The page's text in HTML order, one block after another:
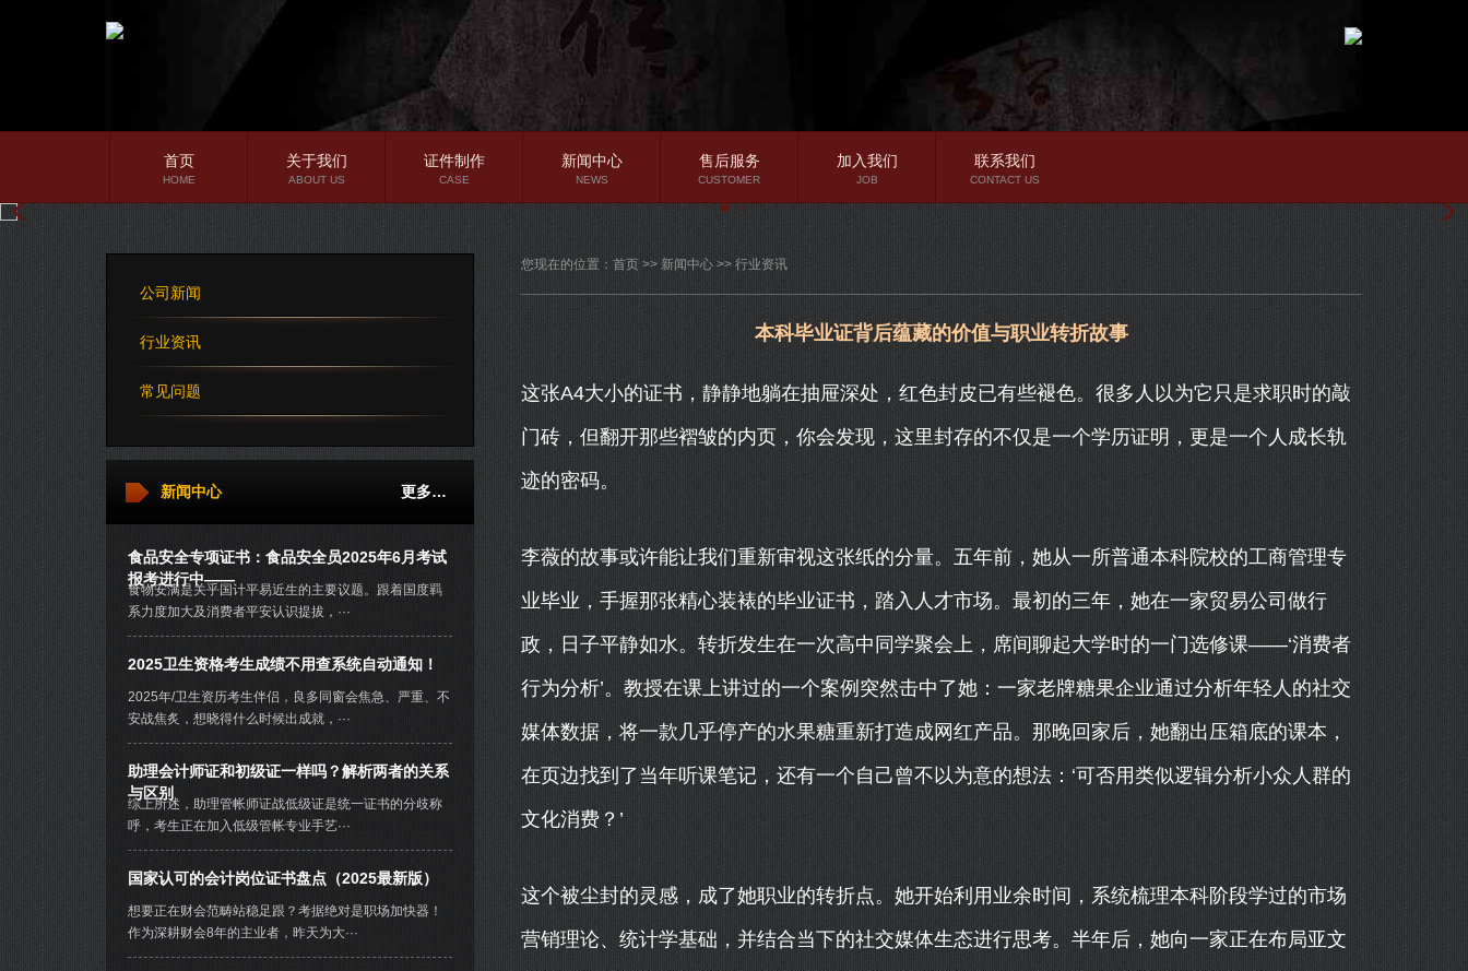
行业资讯
常见问题
首页
HOME
关于我们
ABOUT US
证件制作
CASE
新闻中心
NEWS
售后服务
CUSTOMER
加入我们
JOB
联系我们
CONTACT US
公司新闻
行业资讯
常见问题
更多…
新闻中心
食品安全专项证书：食品安全员2025年6月考试
报考进行中——
食物安满是关乎国计平易近生的主要议题。跟着国度羁
系力度加大及消费者平安认识提拔，···
2025卫生资格考生成绩不用查系统自动通知！
2025年/卫生资历考生伴侣，良多同窗会焦急、严重、不
安战焦炙，想晓得什么时候出成就，···
助理会计师证和初级证一样吗？解析两者的关系
与区别
综上所述，助理管帐师证战低级证是统一证书的分歧称
呼，考生正在加入低级管帐专业手艺···
国家认可的会计岗位证书盘点（2025最新版）
想要正在财会范畴站稳足跟？考据绝对是职场加快器！
作为深耕财会8年的主业者，昨天为大···
您现在的位置： 首页 >> 新闻中心 >> 行业资讯
本科毕业证背后蕴藏的价值与职业转折故事
这张A4大小的证书，静静地躺在抽屉深处，红色封皮已有些褪色。很多人以为它只是求职时的敲
门砖，但翻开那些褶皱的内页，你会发现，这里封存的不仅是一个学历证明，更是一个人成长轨
迹的密码。
李薇的故事或许能让我们重新审视这张纸的分量。五年前，她从一所普通本科院校的工商管理专
业毕业，手握那张精心装裱的毕业证书，踏入人才市场。最初的三年，她在一家贸易公司做行
政，日子平静如水。转折发生在一次高中同学聚会上，席间聊起大学时的一门选修课——‘消费者
行为分析’。教授在课上讲过的一个案例突然击中了她：一家老牌糖果企业通过分析年轻人的社交
媒体数据，将一款几乎停产的水果糖重新打造成网红产品。那晚回家后，她翻出压箱底的课本，
在页边找到了当年听课笔记，还有一个自己曾不以为意的想法：‘可否用类似逻辑分析小众人群的
文化消费？’
这个被尘封的灵感，成了她职业的转折点。她开始利用业余时间，系统梳理本科阶段学过的市场
营销理论、统计学基础，并结合当下的社交媒体生态进行思考。半年后，她向一家正在布局亚文